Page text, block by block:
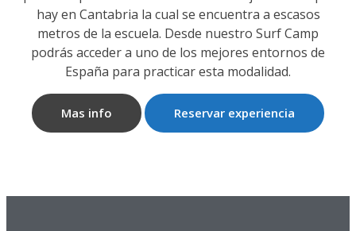
hay en Cantabria la cual se encuentra a escasos
metros de la escuela. Desde nuestro Surf Camp
podrás acceder a uno de los mejores entornos de
España para practicar esta modalidad.
Mas info Reservar experiencia